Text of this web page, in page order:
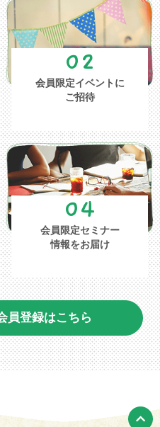
02
会員限定イベントに
ご招待
04
会員限定セミナー
情報をお届け
員登録はこちら